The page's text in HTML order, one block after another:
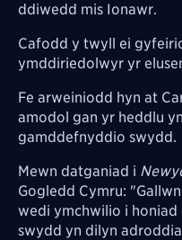
ddiwedd mis Ionawr.
Cafodd y twyll ei
ymddiriedolwyr yr
Fe arweiniodd hyn at
amodol gan yr heddlu
gamddefnyddio swydd.
Mewn datganiad i
Gogledd Cymru: "
wedi ymchwilio i
swydd yn dilyn